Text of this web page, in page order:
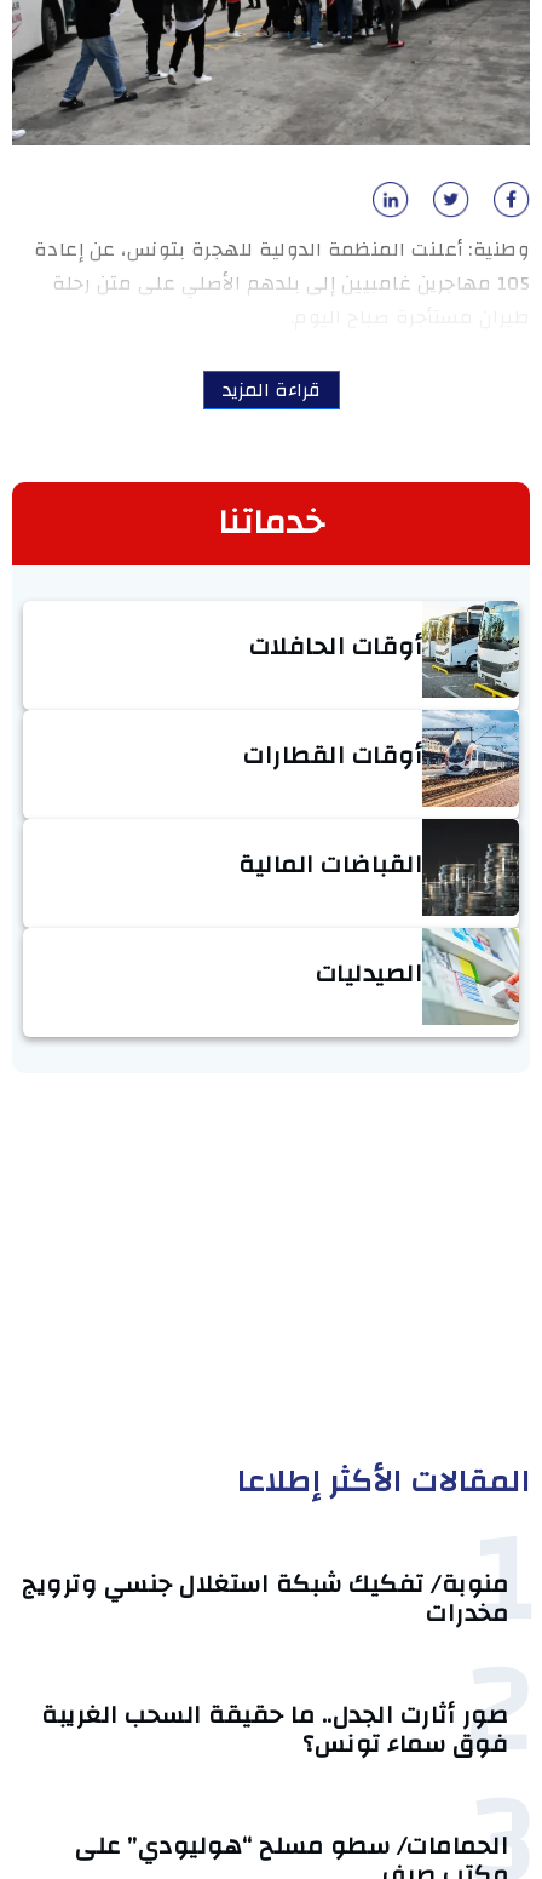
وطنية: أعلنت المنظمة الدولية للهجرة بتونس، عن إعادة
105 مهاجرين غامبيين إلى بلدهم الأصلي على متن رحلة
قراءة المزيد
خدماتنا
أوقات الحافلات
أوقات القطارات
القباضات المالية
الصيدليات
المقالات الأكثر إطلاعا
1
منوبة/ تفكيك شبكة استغلال جنسي وترويج
مخدرات
2
صور أثارت الجدل.. ما حقيقة السحب الغريبة
فوق سماء تونس؟
الحمامات/ سطو مسلح “هوليودي” على